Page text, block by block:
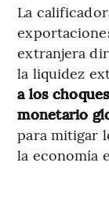
La
extranjera
la liquidez
a los
monetario
para mitigar
la economía